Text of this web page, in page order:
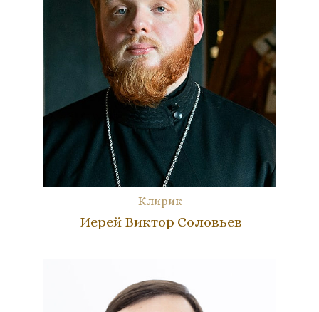
Клирик
Иерей Виктор Соловьев